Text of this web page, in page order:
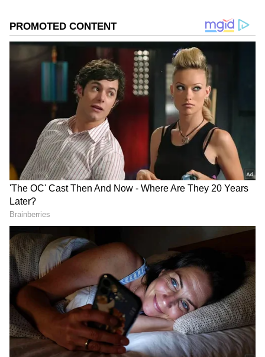
கேஎல் ராகுல் (கேப்டன்), குயிண்டன் டி காக்
(விக்கெட் கீப்பர்), மனீஷ் பாண்டே, எவின்
லூயிஸ், தீபக் ஹூடா, ஆயுஷ் பதோனி
க்ருணல் பாண்டியா, ஜேசன் ஹோல்டர்,
ஆண்ட்ரூ டை, ரவி பிஷ்னோய், ஆவேஷ்
கான்.
சன்ரைசர்ஸ் ஹைதராபாத் அணி:
DOWNLOAD APP